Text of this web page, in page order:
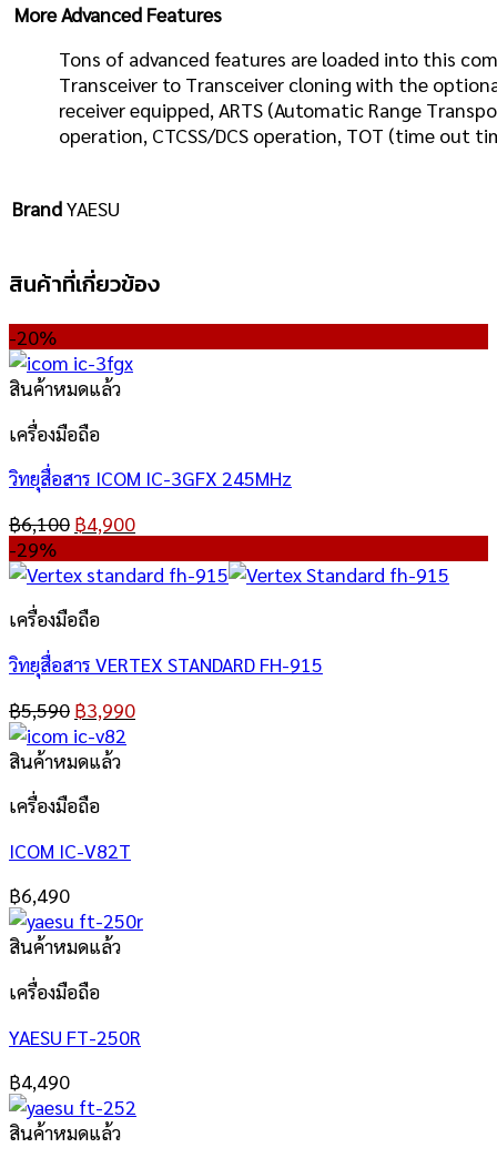
More Advanced Features
Tons of advanced features are loaded into this
Transceiver to Transceiver cloning with the
receiver equipped, ARTS (Automatic Range
operation, CTCSS/DCS operation, TOT (time out
BrandYAESU
สินค้าที่เกี่ยวข้อง
-20%
สินค้าหมดแล้ว
เครื่องมือถือ
วิทยุสื่อสาร ICOM IC-3GFX 245MHz
฿6,100 ฿4,900
-29%
เครื่องมือถือ
วิทยุสื่อสาร VERTEX STANDARD FH-915
฿5,590 ฿3,990
สินค้าหมดแล้ว
เครื่องมือถือ
ICOM IC-V82T
฿6,490
สินค้าหมดแล้ว
เครื่องมือถือ
YAESU FT-250R
฿4,490
สินค้าหมดแล้ว